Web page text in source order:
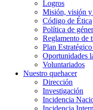
Logros
Misión, visión y
Código de Ética
Política de
Reglamento de
Plan
Oportunidades
Voluntariados
Nuestro quehacer
Dirección
Investigación
Incidencia